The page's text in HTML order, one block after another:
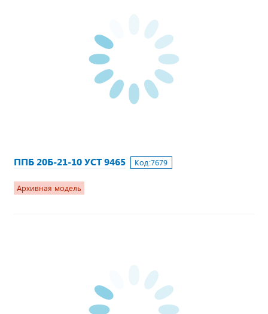
ППБ 20Б-21-10 УСТ 9465 Код:7679
Архивная модель